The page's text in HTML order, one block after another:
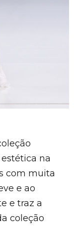
na
com muita
e ao
e traz a
coleção